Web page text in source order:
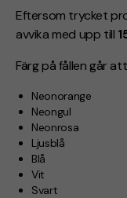
Eftersom trycket
avvika med upp till
Färg på fållen går
Neonorange
Neongul
Neonrosa
Ljusblå
Blå
Vit
Svart